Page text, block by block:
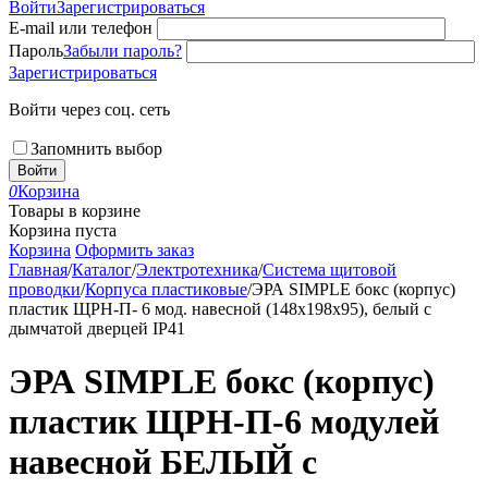
ВойтиЗарегистрироваться
E-mail или телефон
ПарольЗабыли пароль?
Зарегистрироваться
Войти через соц. сеть
Запомнить выбор
Войти
0Корзина
Товары в корзине
Корзина пуста
Корзина Оформить заказ
Главная/Каталог/Электротехника/Система щитовой
проводки/Корпуса пластиковые/ЭРА SIMPLE бокс (корпус)
пластик ЩРН-П- 6 мод. навесной (148х198х95), белый с
дымчатой дверцей IP41
ЭРА SIMPLE бокс (корпус)
пластик ЩРН-П-6 модулей
навесной БЕЛЫЙ с